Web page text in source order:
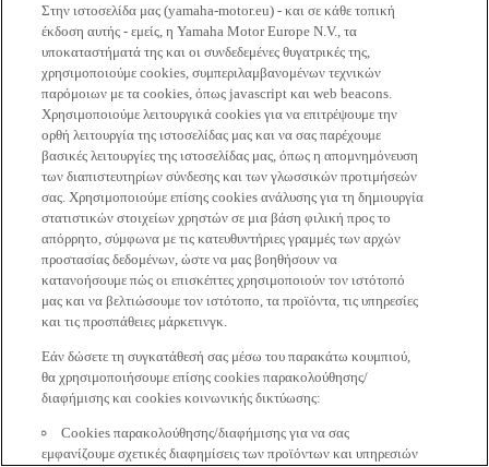
Στην ιστοσελίδα μας (yamaha-motor.eu) - και σε κάθε τοπική
έκδοση αυτής - εμείς, η Yamaha Motor Europe N.V., τα
υποκαταστήματά της και οι συνδεδεμένες θυγατρικές της,
χρησιμοποιούμε cookies, συμπεριλαμβανομένων τεχνικών
παρόμοιων με τα cookies, όπως javascript και web beacons.
Χρησιμοποιούμε λειτουργικά cookies για να επιτρέψουμε την
ορθή λειτουργία της ιστοσελίδας μας και να σας παρέχουμε
βασικές λειτουργίες της ιστοσελίδας μας, όπως η απομνημόνευση
των διαπιστευτηρίων σύνδεσης και των γλωσσικών προτιμήσεών
σας. Χρησιμοποιούμε επίσης cookies ανάλυσης για τη δημιουργία
στατιστικών στοιχείων χρηστών σε μια βάση φιλική προς το
απόρρητο, σύμφωνα με τις κατευθυντήριες γραμμές των αρχών
προστασίας δεδομένων, ώστε να μας βοηθήσουν να
κατανοήσουμε πώς οι επισκέπτες χρησιμοποιούν τον ιστότοπό
μας και να βελτιώσουμε τον ιστότοπο, τα προϊόντα, τις υπηρεσίες
και τις προσπάθειες μάρκετινγκ.
Εάν δώσετε τη συγκατάθεσή σας μέσω του παρακάτω κουμπιού,
θα χρησιμοποιήσουμε επίσης cookies παρακολούθησης/
διαφήμισης και cookies κοινωνικής δικτύωσης:
Cookies παρακολούθησης/διαφήμισης για να σας
εμφανίζουμε σχετικές διαφημίσεις των προϊόντων και υπηρεσιών